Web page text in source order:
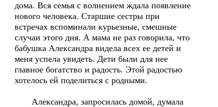
дома. Вся семья с волнением ждала появление
нового человека. Старшие сестры при
встречах вспоминали курьезные, смешные
случаи этого дня. А мама не раз говорила, что
бабушка Александра видела всех ее детей и
меня успела увидеть. Дети были для нее
главное богатство и радость. Этой радостью
хотелось ей поделиться с родными.
Александра, запросилась домой, думала